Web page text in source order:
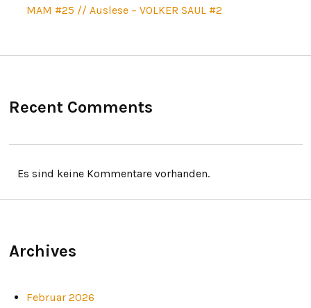
MAM #25 // Auslese – VOLKER SAUL #2
Recent Comments
Es sind keine Kommentare vorhanden.
Archives
Februar 2026